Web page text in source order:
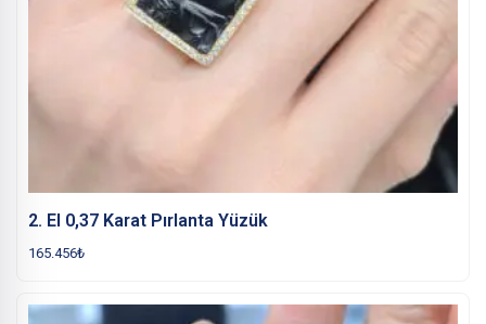
2. El 0,37 Karat Pırlanta Yüzük
165.456₺